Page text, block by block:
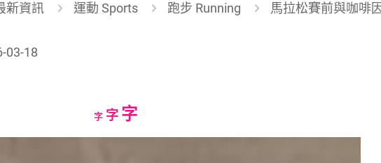
新資訊 運動 Sports 跑步 Running 馬拉松賽前與咖啡
03-18
字Decrease
字Reset
字Increase
font